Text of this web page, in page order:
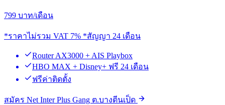
799 บาท/เดือน
*ราคาไม่รวม VAT 7% *สัญญา 24 เดือน
Router AX3000 + AIS Playbox
HBO MAX + Disney+ ฟรี 24 เดือน
ฟรีค่าติดตั้ง
สมัคร Net Inter Plus Gang ต.บางตีนเป็ด